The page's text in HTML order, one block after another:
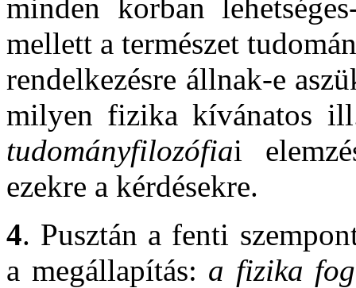
minden korban
mellett a természet
rendelkezésre állnak-e
milyen fizika kívánatos
tudományfilozófiai
ezekre a kérdésekre.
4. Pusztán a fenti
a megállapítás: a fizika